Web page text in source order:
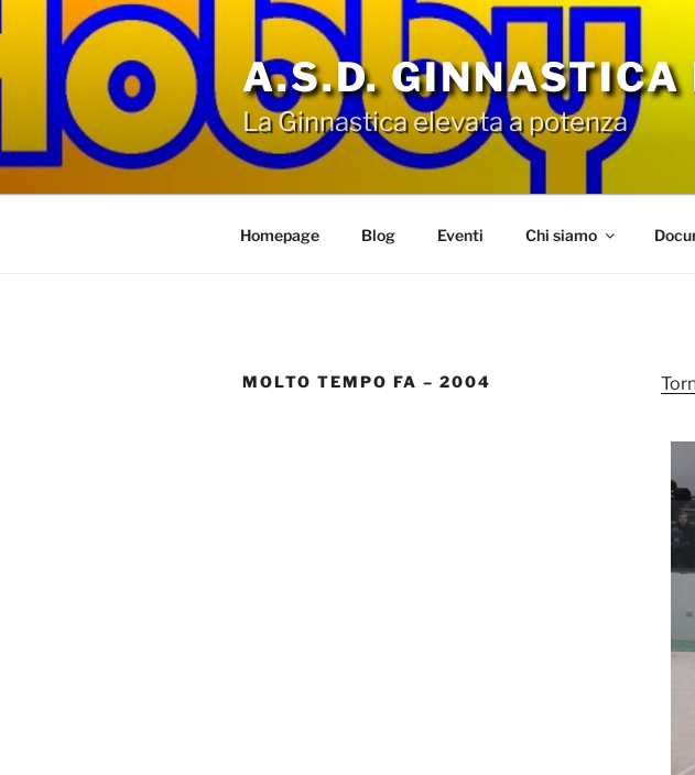
al
contenuto
A.S.D. GINNASTICA
La Ginnastica elevata a potenza
Homepage Blog Eventi Chi siamo
MOLTO TEMPO FA – 2004